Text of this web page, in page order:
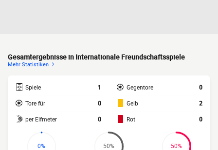
Gesamtergebnisse in Internationale Freundschaftsspiele
Mehr Statistiken
Spiele 1
Tore für 0
per Elfmeter 0
Gegentore 0
Gelb 2
Rot 0
0% 50% 50%